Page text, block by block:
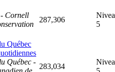
Cornell
287,306
5
Québec
Québec -
283,034